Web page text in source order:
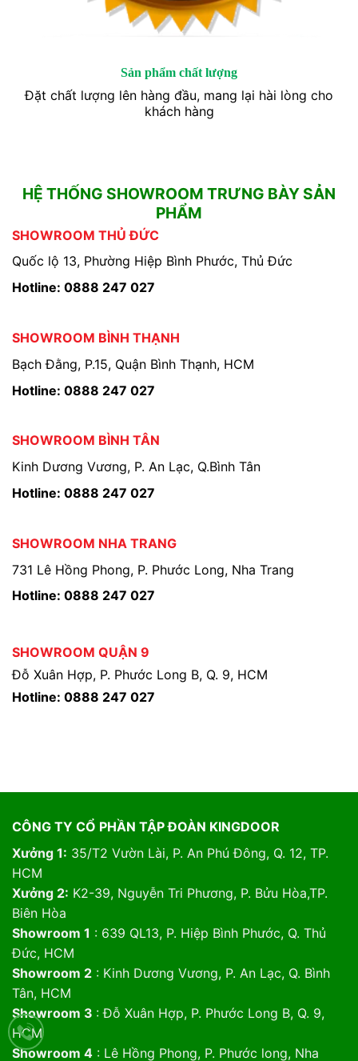
Sản phẩm chất lượng
Đặt chất lượng lên hàng đầu, mang lại hài lòng cho
khách hàng
HỆ THỐNG SHOWROOM TRƯNG BÀY SẢN
PHẨM
SHOWROOM THỦ ĐỨC
Quốc lộ 13, Phường Hiệp Bình Phước, Thủ Đức
Hotline: 0888 247 027
SHOWROOM BÌNH THẠNH
Bạch Đằng, P.15, Quận Bình Thạnh, HCM
Hotline: 0888 247 027
SHOWROOM BÌNH TÂN
Kinh Dương Vương, P. An Lạc, Q.Bình Tân
Hotline: 0888 247 027
SHOWROOM NHA TRANG
731 Lê Hồng Phong, P. Phước Long, Nha Trang
Hotline: 0888 247 027
SHOWROOM QUẬN 9
Đỗ Xuân Hợp, P. Phước Long B, Q. 9, HCM
Hotline: 0888 247 027
CÔNG TY CỔ PHẦN TẬP ĐOÀN KINGDOOR
Xưởng 1: 35/T2 Vườn Lài, P. An Phú Đông, Q. 12, TP.
HCM
Xưởng 2: K2-39, Nguyễn Tri Phương, P. Bửu Hòa,TP.
Biên Hòa
Showroom 1 : 639 QL13, P. Hiệp Bình Phước, Q. Thủ
Đức, HCM
Showroom 2: Kinh Dương Vương, P. An Lạc, Q. Bình
Tân, HCM
Showroom 3 : Đỗ Xuân Hợp, P. Phước Long B, Q. 9,
HCM
Showroom 4: Lê Hồng Phong, P. Phước long, Nha